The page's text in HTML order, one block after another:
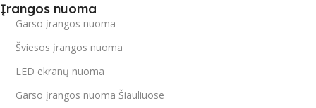
Įrangos nuoma
Garso įrangos nuoma
Šviesos įrangos nuoma
LED ekranų nuoma
Garso įrangos nuoma Šiauliuose